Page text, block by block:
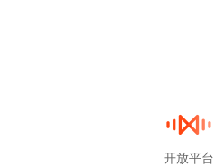
开放平台